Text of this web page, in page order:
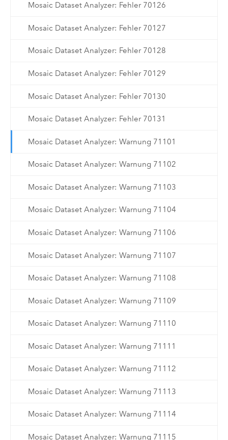
Mosaic Dataset Analyzer: Fehler 70126
Mosaic Dataset Analyzer: Fehler 70127
Mosaic Dataset Analyzer: Fehler 70128
Mosaic Dataset Analyzer: Fehler 70129
Mosaic Dataset Analyzer: Fehler 70130
Mosaic Dataset Analyzer: Fehler 70131
Mosaic Dataset Analyzer: Warnung 71101
Mosaic Dataset Analyzer: Warnung 71102
Mosaic Dataset Analyzer: Warnung 71103
Mosaic Dataset Analyzer: Warnung 71104
Mosaic Dataset Analyzer: Warnung 71106
Mosaic Dataset Analyzer: Warnung 71107
Mosaic Dataset Analyzer: Warnung 71108
Mosaic Dataset Analyzer: Warnung 71109
Mosaic Dataset Analyzer: Warnung 71110
Mosaic Dataset Analyzer: Warnung 71111
Mosaic Dataset Analyzer: Warnung 71112
Mosaic Dataset Analyzer: Warnung 71113
Mosaic Dataset Analyzer: Warnung 71114
Mosaic Dataset Analyzer: Warnung 71115